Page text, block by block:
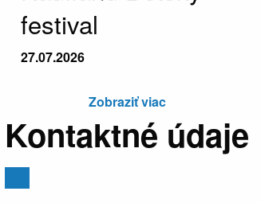
festival
27.07.2026
Zobraziť viac
Kontaktné údaje